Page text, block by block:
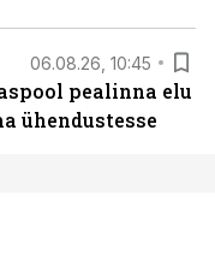
06.08.26, 10:45
pealinna elu
ühendustesse